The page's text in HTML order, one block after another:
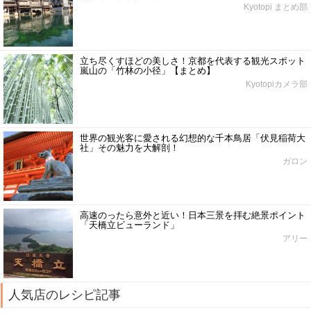
Kyotopi まとめ部
立ち尽くすほどの美しさ！京都を代表する観光スポット
嵐山の「竹林の小径」【まとめ】
Kyotopiカメラ部
世界の観光客に愛される幻想的な千本鳥居「伏見稲荷大
社」その魅力を大解剖！
ガロン
高速のったら意外と近い！日本三景を拝む絶景ポイント
「天橋立ビューランド」
アリー
人気店のレシピ記事